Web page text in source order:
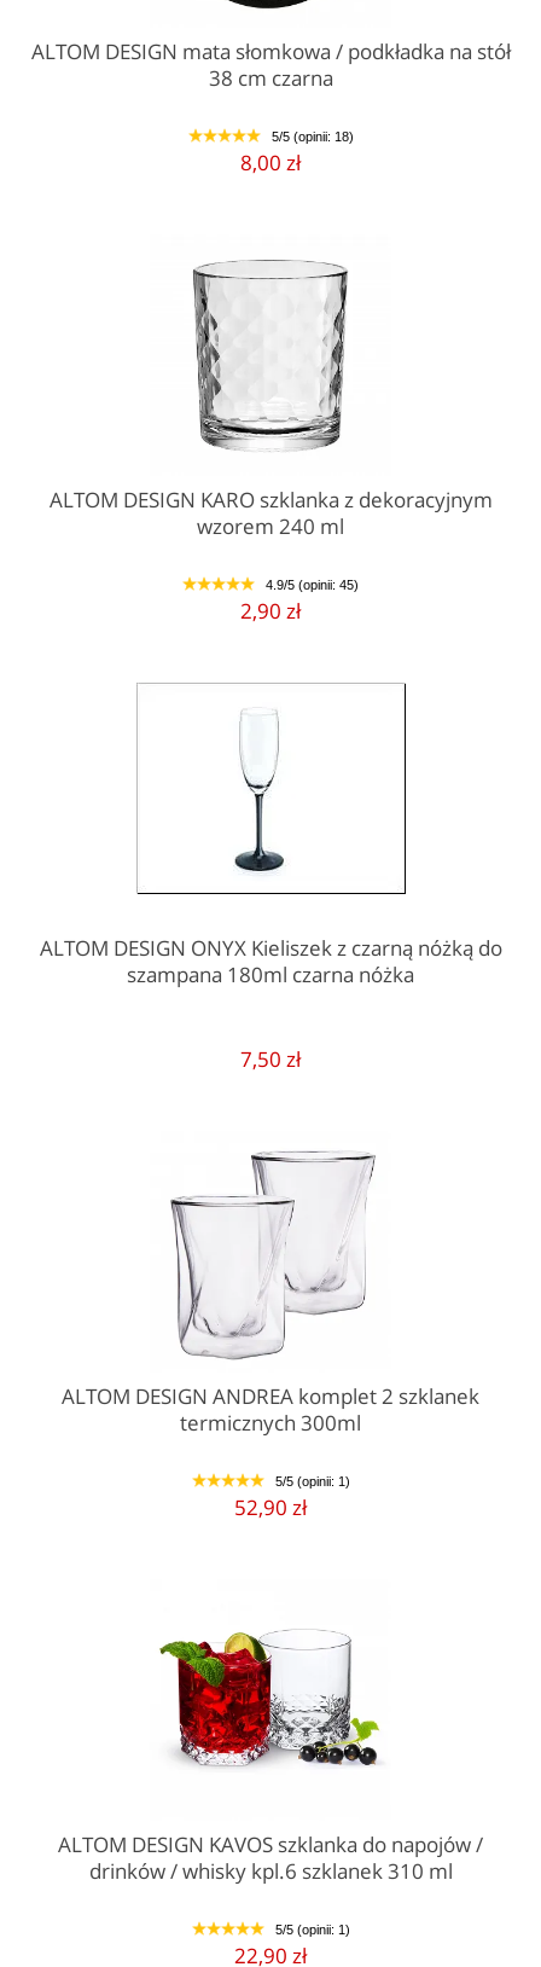
ALTOM DESIGN mata słomkowa / podkładka na stół
38 cm czarna
1 2 3 4 5 5/5 (opinii: 18)
8,00 zł
ALTOM DESIGN KARO szklanka z dekoracyjnym
wzorem 240 ml
1 2 3 4 5 4.9/5 (opinii: 45)
2,90 zł
ALTOM DESIGN ONYX Kieliszek z czarną nóżką do
szampana 180ml czarna nóżka
7,50 zł
ALTOM DESIGN ANDREA komplet 2 szklanek
termicznych 300ml
1 2 3 4 5 5/5 (opinii: 1)
52,90 zł
ALTOM DESIGN KAVOS szklanka do napojów /
drinków / whisky kpl.6 szklanek 310 ml
1 2 3 4 5 5/5 (opinii: 1)
22,90 zł